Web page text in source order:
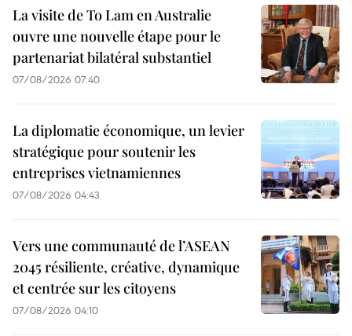
La visite de To Lam en Australie
ouvre une nouvelle étape pour le
partenariat bilatéral substantiel
07/08/2026 07:40
La diplomatie économique, un levier
stratégique pour soutenir les
entreprises vietnamiennes
07/08/2026 04:43
Vers une communauté de l’ASEAN
2045 résiliente, créative, dynamique
et centrée sur les citoyens
07/08/2026 04:10